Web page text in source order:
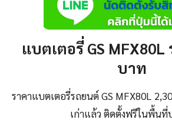
แบตเตอรี่ GS MFX80L
บาท
ราคาแบตเตอรี่รถยนต์ GS MFX80L
เก่าแล้ว ติดตั้งฟรีในพื้นที่